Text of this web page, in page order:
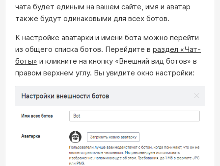
чата будет единым на вашем сайте, имя и аватар
также будут одинаковыми для всех ботов.
К настройке аватарки и имени бота можно перейти
из общего списка ботов. Перейдите в раздел «Чат-
боты» и кликните на кнопку «Внешний вид ботов» в
правом верхнем углу. Вы увидите окно настройки: